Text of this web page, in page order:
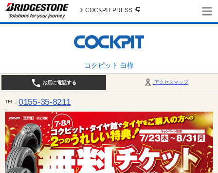
コクピット 白樺
COCKPIT PRESS
アクセスマップ
お店に電話する
TEL 0155-35-8211
10:00～18:30 （作業受付17:30最終） / 定休日：7月定休日 1日、7日、8日、14日、15日、21